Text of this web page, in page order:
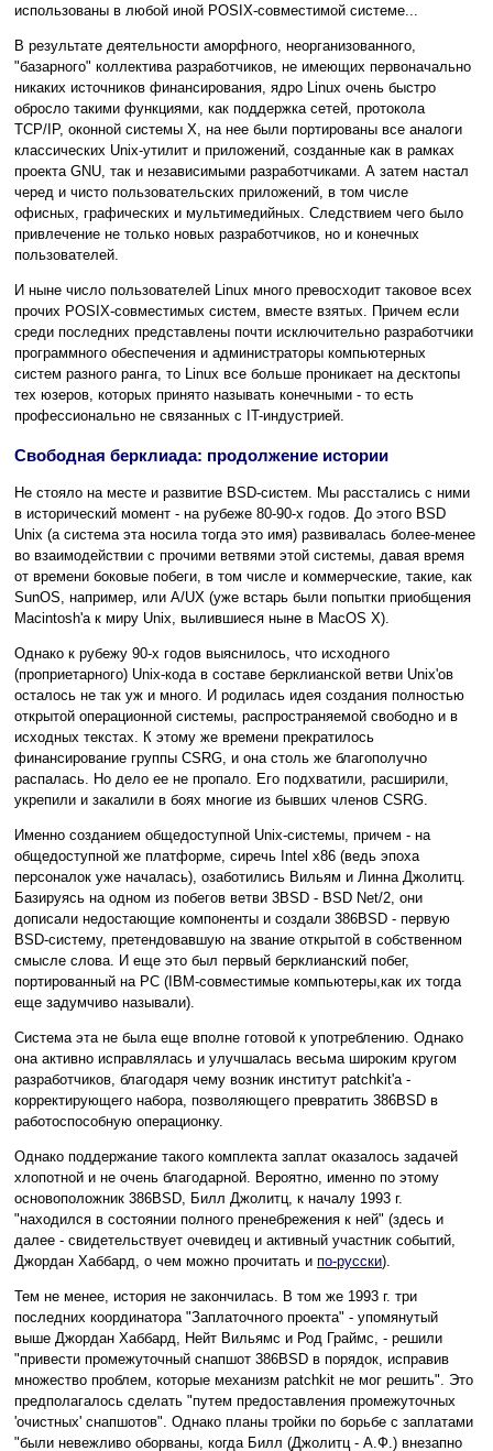
использованы в любой иной POSIX-совместимой системе...
В результате деятельности аморфного, неорганизованного,
"базарного" коллектива разработчиков, не имеющих первоначально
никаких источников финансирования, ядро Linux очень быстро
обросло такими функциями, как поддержка сетей, протокола
TCP/IP, оконной системы X, на нее были портированы все аналоги
классических Unix-утилит и приложений, созданные как в рамках
проекта GNU, так и независимыми разработчиками. А затем настал
черед и чисто пользовательских приложений, в том числе
офисных, графических и мультимедийных. Следствием чего было
привлечение не только новых разработчиков, но и конечных
пользователей.
И ныне число пользователей Linux много превосходит таковое всех
прочих POSIX-совместимых систем, вместе взятых. Причем если
среди последних представлены почти исключительно разработчики
программного обеспечения и администраторы компьютерных
систем разного ранга, то Linux все больше проникает на десктопы
тех юзеров, которых принято называть конечными - то есть
профессионально не связанных с IT-индустрией.
Свободная берклиада: продолжение истории
Не стояло на месте и развитие BSD-систем. Мы расстались с ними
в исторический момент - на рубеже 80-90-х годов. До этого BSD
Unix (а система эта носила тогда это имя) развивалась более-менее
во взаимодействии с прочими ветвями этой системы, давая время
от времени боковые побеги, в том числе и коммерческие, такие, как
SunOS, например, или A/UX (уже встарь были попытки приобщения
Macintosh'а к миру Unix, вылившиеся ныне в MacOS X).
Однако к рубежу 90-х годов выяснилось, что исходного
(проприетарного) Unix-кода в составе берклианской ветви Unix'ов
осталось не так уж и много. И родилась идея создания полностью
открытой операционной системы, распространяемой свободно и в
исходных текстах. К этому же времени прекратилось
финансирование группы CSRG, и она столь же благополучно
распалась. Но дело ее не пропало. Его подхватили, расширили,
укрепили и закалили в боях многие из бывших членов CSRG.
Именно созданием общедоступной Unix-системы, причем - на
общедоступной же платформе, сиречь Intel x86 (ведь эпоха
персоналок уже началась), озаботились Вильям и Линна Джолитц.
Базируясь на одном из побегов ветви 3BSD - BSD Net/2, они
дописали недостающие компоненты и создали 386BSD - первую
BSD-систему, претендовавшую на звание открытой в собственном
смысле слова. И еще это был первый берклианский побег,
портированный на PC (IBM-совместимые компьютеры,как их тогда
еще задумчиво называли).
Система эта не была еще вполне готовой к употреблению. Однако
она активно исправлялась и улучшалась весьма широким кругом
разработчиков, благодаря чему возник институт patchkit'а -
корректирующего набора, позволяющего превратить 386BSD в
работоспособную операционку.
Однако поддержание такого комплекта заплат оказалось задачей
хлопотной и не очень благодарной. Вероятно, именно по этому
основоположник 386BSD, Билл Джолитц, к началу 1993 г.
"находился в состоянии полного пренебрежения к ней" (здесь и
далее - свидетельствует очевидец и активный участник событий,
Джордан Хаббард, о чем можно прочитать и по-русски).
Тем не менее, история не закончилась. В том же 1993 г. три
последних координатора "Заплаточного проекта" - упомянутый
выше Джордан Хаббард, Нейт Вильямс и Род Граймс, - решили
"привести промежуточный снапшот 386BSD в порядок, исправив
множество проблем, которые механизм patchkit не мог решить". Это
предполагалось сделать "путем предоставления промежуточных
'очистных' снапшотов". Однако планы тройки по борьбе с заплатами
"были невежливо оборваны, когда Билл (Джолитц - А.Ф.) внезапно